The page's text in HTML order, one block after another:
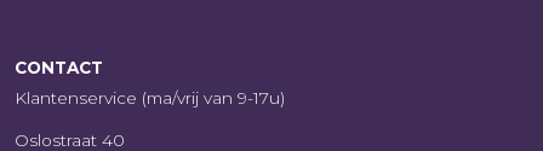
CONTACT
Klantenservice (ma/vrij van 9-17u)
Oslostraat 40